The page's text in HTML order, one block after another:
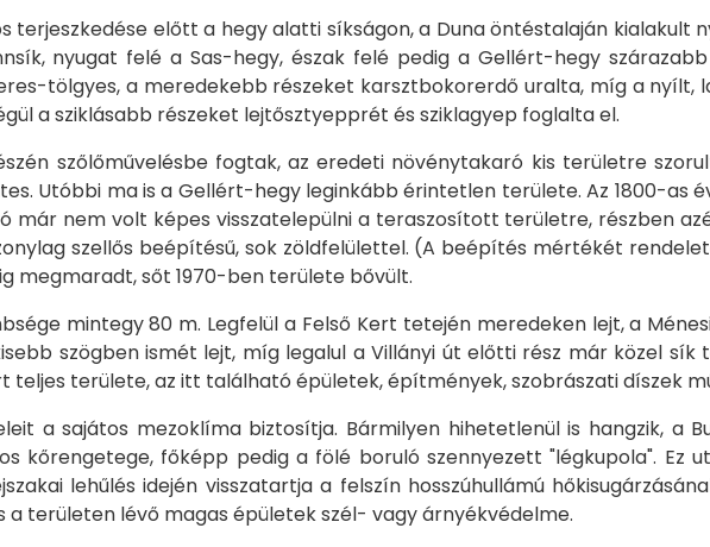
terjeszkedése előtt a hegy alatti síkságon, a Duna öntéstalaján
nyugat felé a Sas-hegy, észak felé pedig a Gellért-hegy
tölgyes, a meredekebb részeket karsztbokorerdő uralta, míg a nyílt,
a sziklásabb részeket lejtősztyepprét és sziklagyep foglalta el.
szőlőművelésbe fogtak, az eredeti növénytakaró kis területre
Utóbbi ma is a Gellért-hegy leginkább érintetlen területe. Az 1800-as
már nem volt képes visszatelepülni a teraszosított területre, részben
szellős beépítésű, sok zöldfelülettel. (A beépítés mértékét
megmaradt, sőt 1970-ben területe bővült.
mintegy 80 m. Legfelül a Felső Kert tetején meredeken lejt, a
szögben ismét lejt, míg legalul a Villányi út előtti rész már közel
teljes területe, az itt található épületek, építmények, szobrászati díszek
a sajátos mezoklíma biztosítja. Bármilyen hihetetlenül is hangzik, a
kőrengetege, főképp pedig a fölé boruló szennyezett "légkupola". Ez
lehűlés idején visszatartja a felszín hosszúhullámú
a területen lévő magas épületek szél- vagy árnyékvédelme.